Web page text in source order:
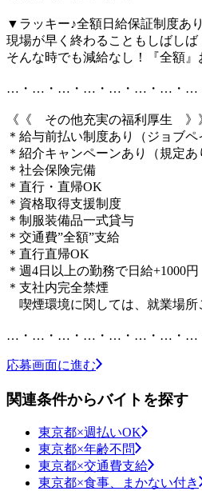
▼ラッキー♪全額日給保証制度あ
現場が早く終わることもしばしば
そんな時でも減給なし！『全額
…・…・…・…・…・…・…・…
《《 その他充実の福利厚生 》
＊給与前払い制度あり（ジョブペ
＊紹介キャンペーンあり（規定あ
＊社会保険完備
＊直行・直帰OK
＊資格取得支援制度
＊制服装備品一式貸与
＊交通費”全額”支給
＊直行直帰OK
＊週4日以上の勤務で日給+1000円
＊支社内完全禁煙
喫煙環境に関しては、就業場所
…・…・…・…・…・…・…・…
応募画面に進む
関連条件からバイトを探す
東京都×週払いOK
東京都×年齢不問
東京都×交通費支給
東京都×食事、まかない付き